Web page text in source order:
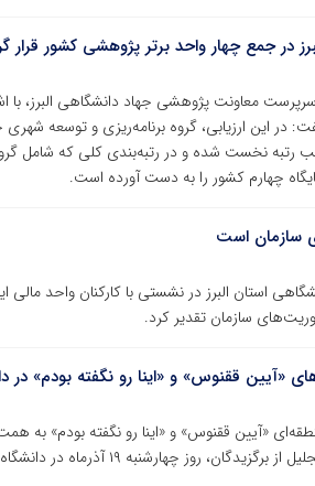
در جمع چهار واحد برتر پژوهشی کشور قرار
معاونت پژوهشی جهاد دانشگاهی البرز، با
این ارزیابی، گروه برنامه‌ریزی و توسعه شهری
رتبه نخست شده و در رتبه‌بندی کلی که شامل
چهارم کشور را به دست آورده است.
سازمان است
استان البرز در نشستی با کارکنان واحد مالی
سازمان تقدیر کرد.
«آیین ققنوس» و «اینا رو نگفته بودم» در
«آیین ققنوس» و «اینا رو نگفته بودم» به
۱۹ آذرماه در دانشگاه خوارزمی گشایش یافت.